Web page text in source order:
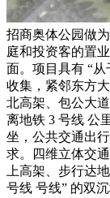
招商奥体公园做
庭和投资客的置
面。项目具有 “从
收集，紧邻东方
北高架、包公大
离地铁 3 号线 公
坐，公共交通出
求。四维立体交
上高架、步行达
号线 号线” 的双